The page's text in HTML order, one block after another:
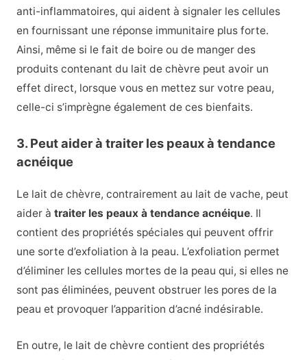
anti-inflammatoires, qui aident à signaler les cellules
en fournissant une réponse immunitaire plus forte.
Ainsi, même si le fait de boire ou de manger des
produits contenant du lait de chèvre peut avoir un
effet direct, lorsque vous en mettez sur votre peau,
celle-ci s’imprègne également de ces bienfaits.
3. Peut aider à traiter les peaux à tendance
acnéique
Le lait de chèvre, contrairement au lait de vache, peut
aider à traiter les peaux à tendance acnéique. Il
contient des propriétés spéciales qui peuvent offrir
une sorte d’exfoliation à la peau. L’exfoliation permet
d’éliminer les cellules mortes de la peau qui, si elles ne
sont pas éliminées, peuvent obstruer les pores de la
peau et provoquer l’apparition d’acné indésirable.
En outre, le lait de chèvre contient des propriétés